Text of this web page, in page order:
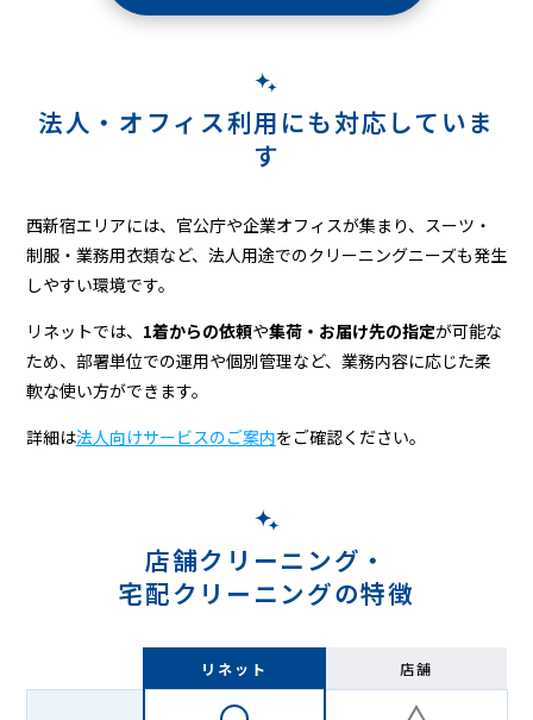
法人・オフィス利用にも対応していま
す
西新宿エリアには、官公庁や企業オフィスが集まり、スーツ・
制服・業務用衣類など、法人用途でのクリーニングニーズも発生
しやすい環境です。
リネットでは、 1着からの依頼や集荷・お届け先の指定が可能な
ため、部署単位での運用や個別管理など、業務内容に応じた柔
軟な使い方ができます。
詳細は法人向けサービスのご案内をご確認ください。
店舗クリーニング・
宅配クリーニングの特徴
リネット 店舗